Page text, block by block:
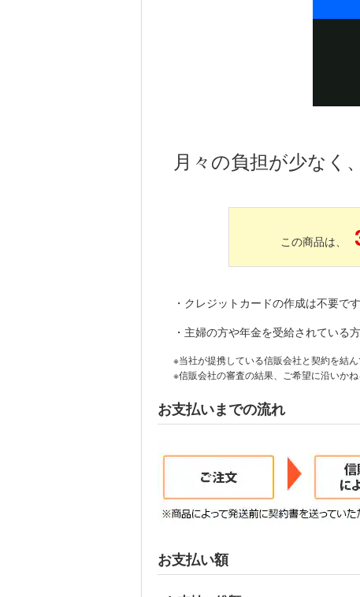
月々の負担が少なく
この商品は、
・ クレジットカードの作成は不要です
・ 主婦の方や年金を受給されている
※当社が提携している信販会社と契約を結
※信販会社の審査の結果、ご希望に沿いかね
お支払いまでの流れ
お支払い額